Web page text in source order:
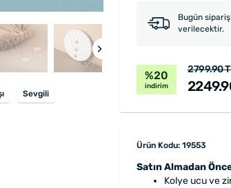
Sevgili
Bugün
verilecektir.
%20
indirim
2799.90
Ürün Kodu: 19553
Satın Almadan
Kolye ucu ve